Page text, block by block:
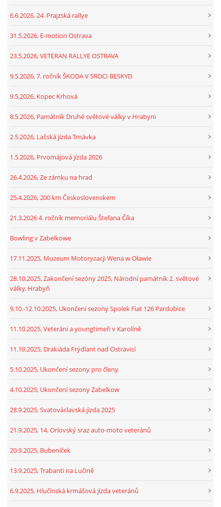
6.6.2026, 24. Prajzská rallye
31.5.2026, E-motion Ostrava
23.5.2026, VETERAN RALLYE OSTRAVA
9.5.2026, 7. ročník ŠKODA V SRDCI BESKYD
9.5.2026, Kopec Krhová
8.5.2026, Památník Druhé světové války v Hrabyni
2.5.2026, Lašská jízda Trnávka
1.5.2026, Prvomájová jízda 2026
26.4.2026, Ze zámku na hrad
25.4.2026, 200 km Československem
21.3.2026 4. ročník memoriálu Štefana Číka
Bowling v Zabelkowe
17.11.2025, Muzeum Motoryzacji Wena w Oławie
28.10.2025, Zakončení sezóny 2025, Národní památník 2. světové
války, Hrabyň
9.10.-12.10.2025, Ukončení sezony Spolek Fiat 126 Pardubice
11.10.2025, Veteráni a youngtimeři v Karolíně
11.10.2025, Drakiáda Frýdlant nad Ostravicí
5.10.2025, Ukončení sezony pro členy
4.10.2025, Ukončení sezony Zabelkow
28.9.2025, Svatováclavská jízda 2025
21.9.2025, 14. Orlovský sraz auto-moto veteránů
20.9.2025, Bubeníček
13.9.2025, Trabanti na Lučině
6.9.2025, Hlučínská krmášová jízda veteránů